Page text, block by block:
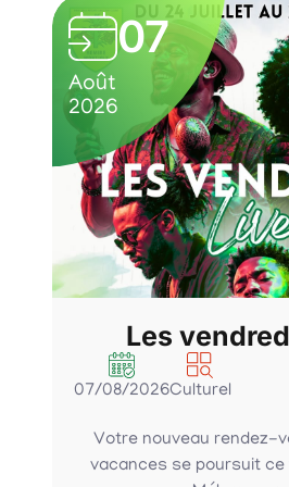
07
Août
2026
Les
07/08/2026Culturel
Votre nouveau rendez-
vacances se poursuit ce